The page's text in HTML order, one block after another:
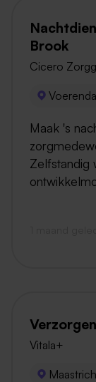
Brook
Cicero
Maak 's
Zelfstandig
Vitala+